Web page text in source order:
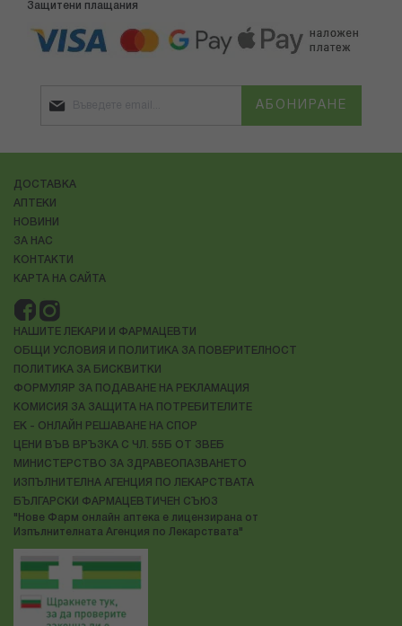
Защитени плащания
АБОНИРАНЕ
ДОСТАВКА
АПТЕКИ
НОВИНИ
ЗА НАС
КОНТАКТИ
КАРТА НА САЙТА
НАШИТЕ ЛЕКАРИ И ФАРМАЦЕВТИ
ОБЩИ УСЛОВИЯ И ПОЛИТИКА ЗА ПОВЕРИТЕЛНОСТ
ПОЛИТИКА ЗА БИСКВИТКИ
ФОРМУЛЯР ЗА ПОДАВАНЕ НА РЕКЛАМАЦИЯ
КОМИСИЯ ЗА ЗАЩИТА НА ПОТРЕБИТЕЛИТЕ
ЕК - ОНЛАЙН РЕШАВАНЕ НА СПОР
ЦЕНИ ВЪВ ВРЪЗКА С ЧЛ. 55Б ОТ ЗВЕБ
МИНИСТЕРСТВО ЗА ЗДРАВЕОПАЗВАНЕТО
ИЗПЪЛНИТЕЛНА АГЕНЦИЯ ПО ЛЕКАРСТВАТА
БЪЛГАРСКИ ФАРМАЦЕВТИЧЕН СЪЮЗ
"Нове Фарм онлайн аптека е лицензирана от
Изпълнителната Агенция по Лекарствата"